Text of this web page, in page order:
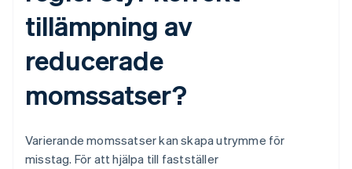
tillämpning av
reducerade
momssatser?
Varierande momssatser kan skapa utrymme för
misstag. För att hjälpa till fastställer